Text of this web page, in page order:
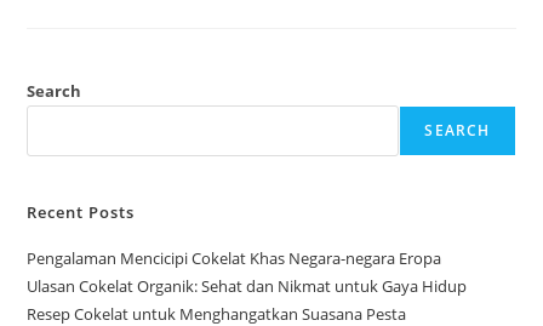
Search
SEARCH
Recent Posts
Pengalaman Mencicipi Cokelat Khas Negara-negara Eropa
Ulasan Cokelat Organik: Sehat dan Nikmat untuk Gaya Hidup
Resep Cokelat untuk Menghangatkan Suasana Pesta